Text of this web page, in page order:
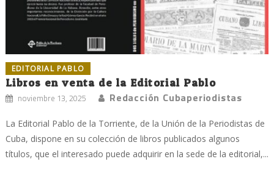
EDITORIAL PABLO
Libros en venta de la Editorial Pablo
noviembre 13, 2025 Redacción Cubaperiodistas
La Editorial Pablo de la Torriente, de la Unión de la Periodistas de
Cuba, dispone en su colección de libros publicados algunos
títulos, que el interesado puede adquirir en la sede de la editorial,...